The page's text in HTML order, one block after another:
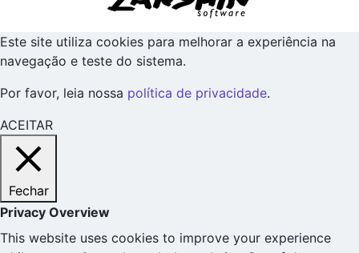
Este site utiliza cookies para melhorar a experiência na
navegação e teste do sistema.
Por favor, leia nossa política de privacidade.
ACEITAR
Fechar
Privacy Overview
This website uses cookies to improve your experience